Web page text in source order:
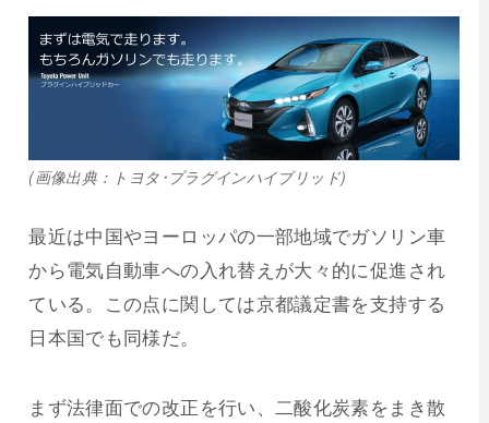
(画像出典：トヨタ･プラグインハイブリッド)
最近は中国やヨーロッパの一部地域でガソリン車
から電気自動車への入れ替えが大々的に促進され
ている。この点に関しては京都議定書を支持する
日本国でも同様だ。
まず法律面での改正を行い、二酸化炭素をまき散